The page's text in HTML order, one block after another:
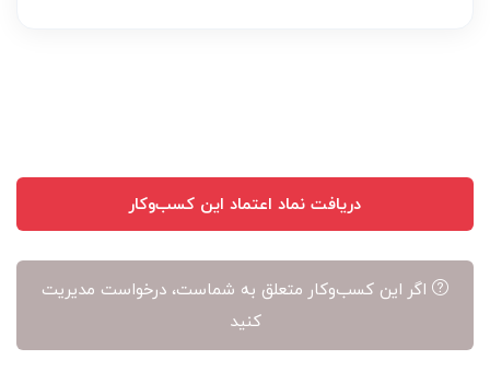
دریافت نماد اعتماد این کسب‌وکار
اگر این کسب‌وکار متعلق به شماست، درخواست مدیریت
کنید